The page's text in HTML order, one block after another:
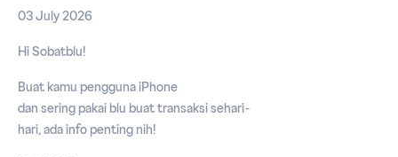
03 July 2026
Hi Sobatblu!
Buat kamu pengguna iPhone
dan sering pakai blu buat transaksi sehari-
hari, ada info penting nih!